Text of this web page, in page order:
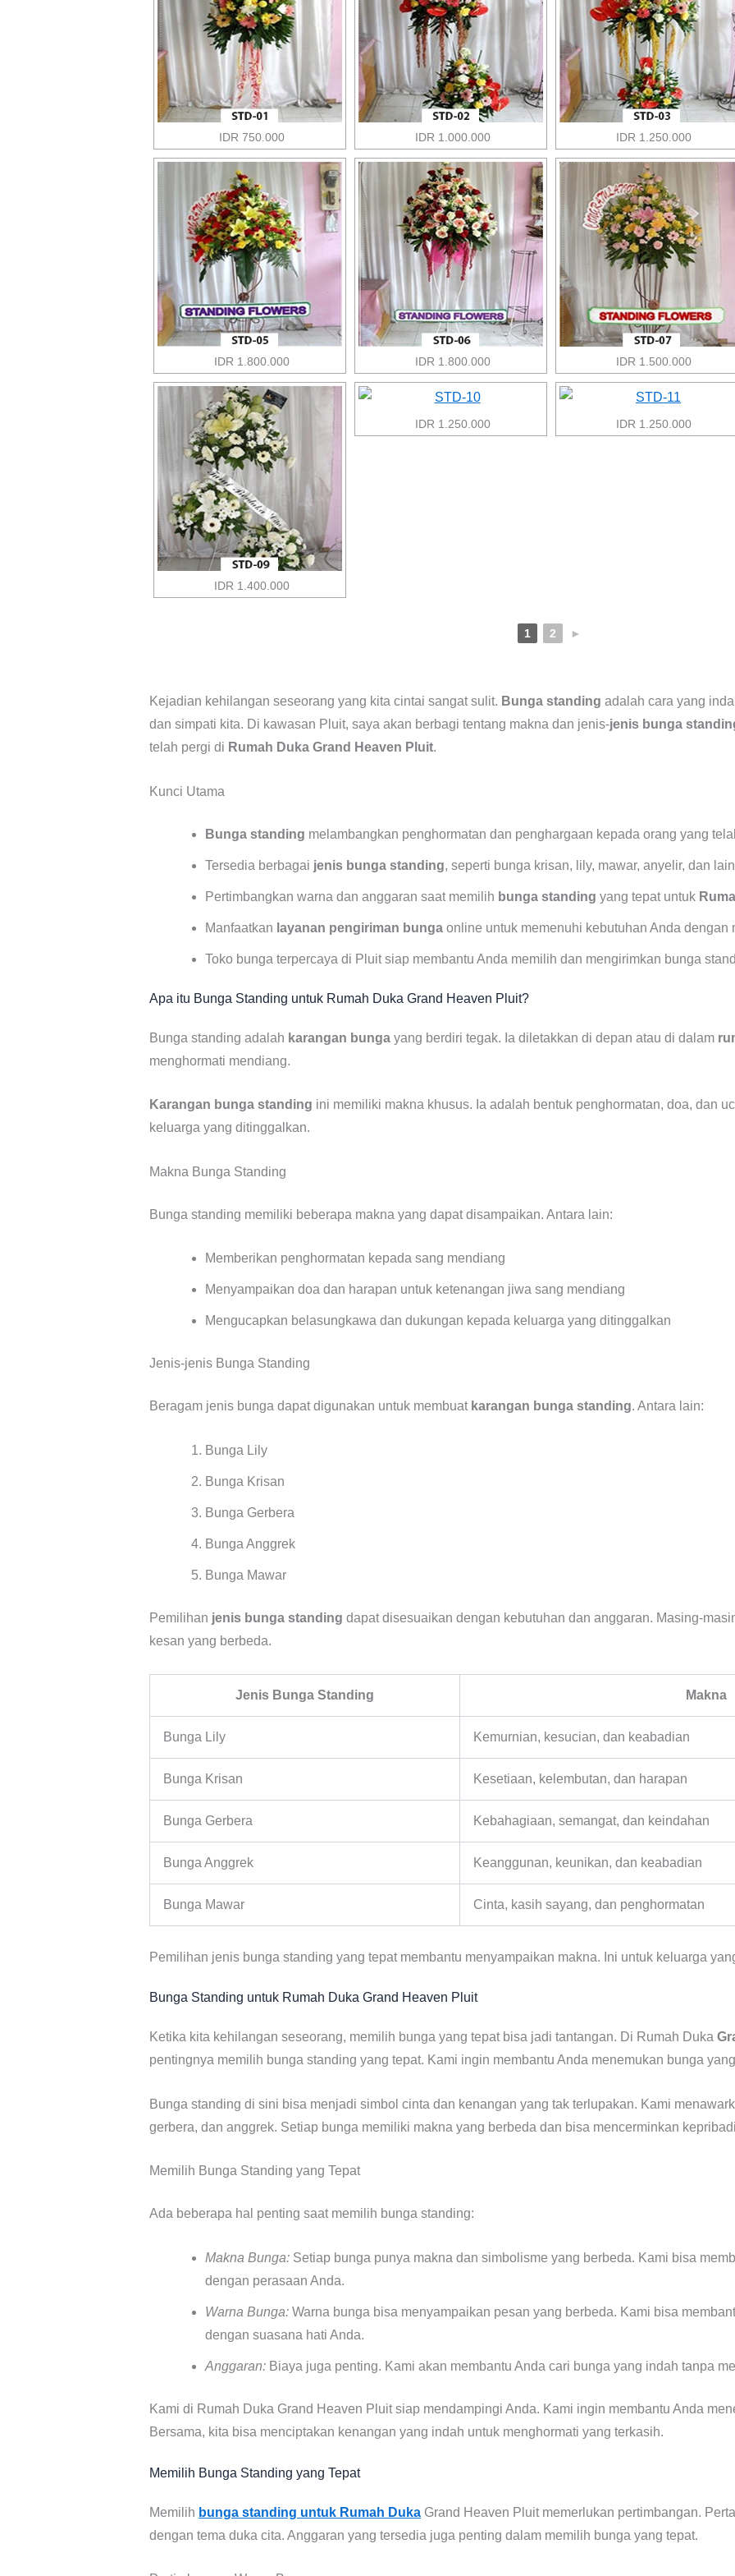
IDR 750.000 IDR 1.000.000 IDR 1.250.000
IDR 1.800.000 IDR 1.800.000 IDR 1.500.000
IDR 1.400.000
IDR 1.250.000 IDR 1.250.000
1 2 ►
Kejadian kehilangan seseorang yang kita cintai sangat sulit. Bunga standing adalah cara yang
dan simpati kita. Di kawasan Pluit, saya akan berbagi tentang makna dan jenis-jenis bunga
telah pergi di Rumah Duka Grand Heaven Pluit.
Kunci Utama
Bunga standing melambangkan penghormatan dan penghargaan kepada orang yang
Tersedia berbagai jenis bunga standing, seperti bunga krisan, lily, mawar, anyelir, dan
Pertimbangkan warna dan anggaran saat memilih bunga standing yang tepat untuk
Manfaatkan layanan pengiriman bunga online untuk memenuhi kebutuhan Anda dengan
Toko bunga terpercaya di Pluit siap membantu Anda memilih dan mengirimkan bunga
Apa itu Bunga Standing untuk Rumah Duka Grand Heaven Pluit?
Bunga standing adalah karangan bunga yang berdiri tegak. Ia diletakkan di depan atau di dalam
menghormati mendiang.
Karangan bunga standing ini memiliki makna khusus. Ia adalah bentuk penghormatan, doa, dan
keluarga yang ditinggalkan.
Makna Bunga Standing
Bunga standing memiliki beberapa makna yang dapat disampaikan. Antara lain:
Memberikan penghormatan kepada sang mendiang
Menyampaikan doa dan harapan untuk ketenangan jiwa sang mendiang
Mengucapkan belasungkawa dan dukungan kepada keluarga yang ditinggalkan
Jenis-jenis Bunga Standing
Beragam jenis bunga dapat digunakan untuk membuat karangan bunga standing. Antara lain:
Bunga Lily
Bunga Krisan
Bunga Gerbera
Bunga Anggrek
Bunga Mawar
Pemilihan jenis bunga standing dapat disesuaikan dengan kebutuhan dan anggaran. Masing-
kesan yang berbeda.
Jenis Bunga Standing Makna
Bunga Lily Kemurnian, kesucian, dan keabadian
Bunga Krisan Kesetiaan, kelembutan, dan harapan
Bunga Gerbera Kebahagiaan, semangat, dan keindahan
Bunga Anggrek Keanggunan, keunikan, dan keabadian
Bunga Mawar Cinta, kasih sayang, dan penghormatan
Pemilihan jenis bunga standing yang tepat membantu menyampaikan makna. Ini untuk keluarga
Bunga Standing untuk Rumah Duka Grand Heaven Pluit
Ketika kita kehilangan seseorang, memilih bunga yang tepat bisa jadi tantangan. Di Rumah Duka
pentingnya memilih bunga standing yang tepat. Kami ingin membantu Anda menemukan bunga
Bunga standing di sini bisa menjadi simbol cinta dan kenangan yang tak terlupakan. Kami
gerbera, dan anggrek. Setiap bunga memiliki makna yang berbeda dan bisa mencerminkan
Memilih Bunga Standing yang Tepat
Ada beberapa hal penting saat memilih bunga standing:
Makna Bunga: Setiap bunga punya makna dan simbolisme yang berbeda. Kami bisa
dengan perasaan Anda.
Warna Bunga: Warna bunga bisa menyampaikan pesan yang berbeda. Kami bisa
dengan suasana hati Anda.
Anggaran: Biaya juga penting. Kami akan membantu Anda cari bunga yang indah tanpa
Kami di Rumah Duka Grand Heaven Pluit siap mendampingi Anda. Kami ingin membantu Anda
Bersama, kita bisa menciptakan kenangan yang indah untuk menghormati yang terkasih.
Memilih Bunga Standing yang Tepat
Memilih bunga standing untuk Rumah Duka Grand Heaven Pluit memerlukan pertimbangan.
dengan tema duka cita. Anggaran yang tersedia juga penting dalam memilih bunga yang tepat.